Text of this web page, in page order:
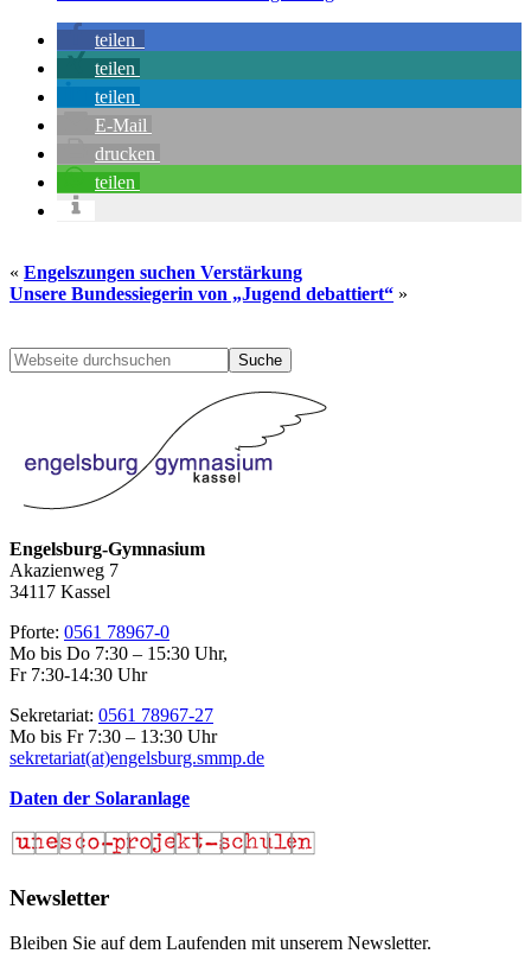
teilen
teilen
teilen
E-Mail
drucken
teilen
« Engelszungen suchen Verstärkung
Unsere Bundessiegerin von „Jugend debattiert“ »
Seitenspalte
Webseite
durchsuchen
Engelsburg-Gymnasium
Akazienweg 7
34117 Kassel
Pforte: 0561 78967-0
Mo bis Do 7:30 – 15:30 Uhr,
Fr 7:30-14:30 Uhr
Sekretariat: 0561 78967-27
Mo bis Fr 7:30 – 13:30 Uhr
sekretariat(at)engelsburg.smmp.de
Daten der Solaranlage
Newsletter
Bleiben Sie auf dem Laufenden mit unserem Newsletter.